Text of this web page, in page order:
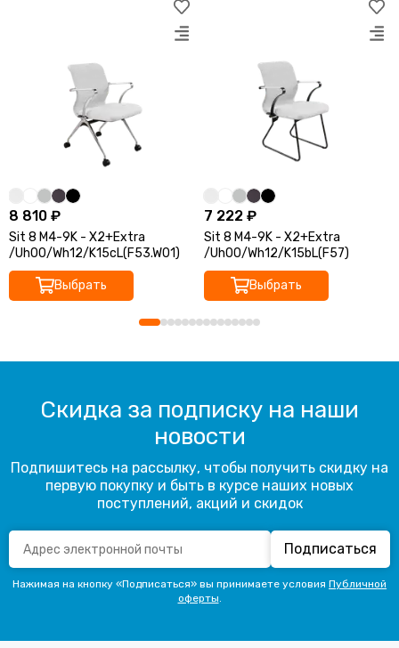
8 810 ₽
Sit 8 M4-9K - X2+Extra
/Uh00/Wh12/K15cL(F53.W01)
Выбрать
7 222 ₽
Sit 8 M4-9K - X2+Extra
/Uh00/Wh12/K15bL(F57)
Выбрать
Скидка за подписку на наши
новости
Подпишитесь на рассылку, чтобы получить скидку на
первую покупку и быть в курсе наших новых
поступлений, акций и скидок
Подписаться
Нажимая на кнопку «Подписаться» вы принимаете условия Публичной
оферты.